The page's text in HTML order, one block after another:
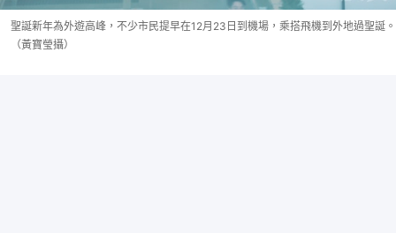
聖誕新年為外遊高峰，不少市民提早在12月23日到機場，乘搭飛機到外地過聖誕。
（黃寶瑩攝）